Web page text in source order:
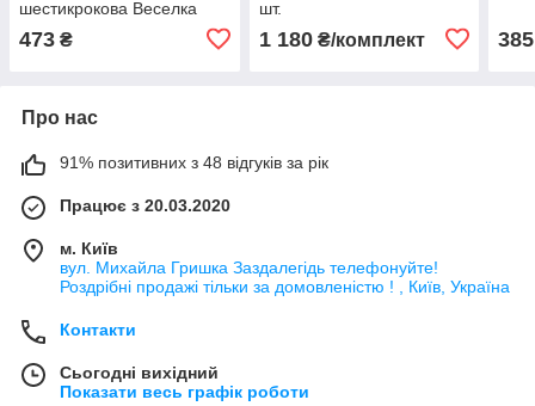
шестикрокова Веселка
473 ₴
шт.
1 180₴/комплект 385
Про нас
91% позитивних з 48 відгуків за рік
Працює з 20.03.2020
м. Київ
вул. Михайла Гришка Заздалегiдь телефонуйте!
Роздрібні продажі тiльки за домовленістю ! , Київ, Україна
Контакти
Сьогодні вихідний
Показати весь графік роботи